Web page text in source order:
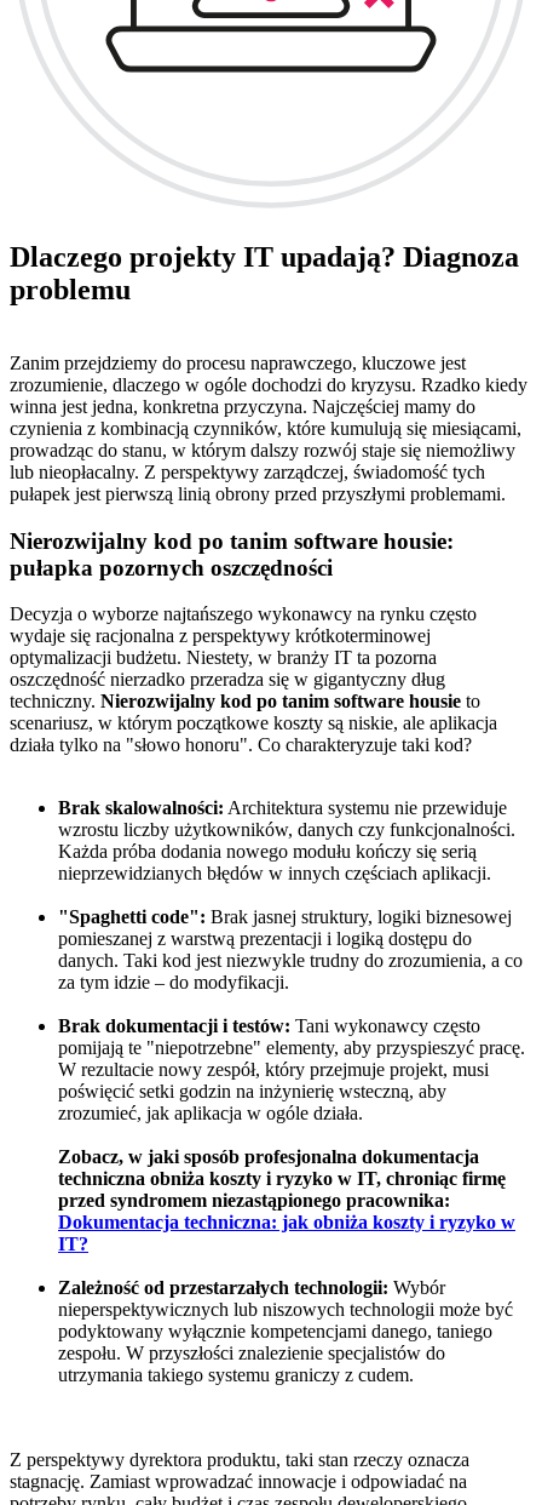
Dlaczego projekty IT upadają? Diagnoza
problemu
Zanim przejdziemy do procesu naprawczego, kluczowe jest
zrozumienie, dlaczego w ogóle dochodzi do kryzysu. Rzadko kiedy
winna jest jedna, konkretna przyczyna. Najczęściej mamy do
czynienia z kombinacją czynników, które kumulują się miesiącami,
prowadząc do stanu, w którym dalszy rozwój staje się niemożliwy
lub nieopłacalny. Z perspektywy zarządczej, świadomość tych
pułapek jest pierwszą linią obrony przed przyszłymi problemami.
Nierozwijalny kod po tanim software housie:
pułapka pozornych oszczędności
Decyzja o wyborze najtańszego wykonawcy na rynku często
wydaje się racjonalna z perspektywy krótkoterminowej
optymalizacji budżetu. Niestety, w branży IT ta pozorna
oszczędność nierzadko przeradza się w gigantyczny dług
techniczny. Nierozwijalny kod po tanim software housie to
scenariusz, w którym początkowe koszty są niskie, ale aplikacja
działa tylko na "słowo honoru". Co charakteryzuje taki kod?
Brak skalowalności: Architektura systemu nie przewiduje
wzrostu liczby użytkowników, danych czy funkcjonalności.
Każda próba dodania nowego modułu kończy się serią
nieprzewidzianych błędów w innych częściach aplikacji.
"Spaghetti code": Brak jasnej struktury, logiki biznesowej
pomieszanej z warstwą prezentacji i logiką dostępu do
danych. Taki kod jest niezwykle trudny do zrozumienia, a co
za tym idzie – do modyfikacji.
Brak dokumentacji i testów: Tani wykonawcy często
pomijają te "niepotrzebne" elementy, aby przyspieszyć pracę.
W rezultacie nowy zespół, który przejmuje projekt, musi
poświęcić setki godzin na inżynierię wsteczną, aby
zrozumieć, jak aplikacja w ogóle działa.
Zobacz, w jaki sposób profesjonalna dokumentacja
techniczna obniża koszty i ryzyko w IT, chroniąc firmę
przed syndromem niezastąpionego pracownika:
Dokumentacja techniczna: jak obniża koszty i ryzyko w
IT?
Zależność od przestarzałych technologii: Wybór
nieperspektywicznych lub niszowych technologii może być
podyktowany wyłącznie kompetencjami danego, taniego
zespołu. W przyszłości znalezienie specjalistów do
utrzymania takiego systemu graniczy z cudem.
Z perspektywy dyrektora produktu, taki stan rzeczy oznacza
stagnację. Zamiast wprowadzać innowacje i odpowiadać na